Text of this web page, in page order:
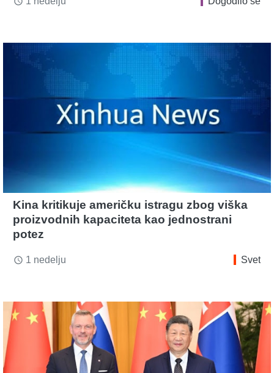
Kina kritikuje američku istragu zbog viška
proizvodnih kapaciteta kao jednostrani
potez
access_time 1 nedelju Svet